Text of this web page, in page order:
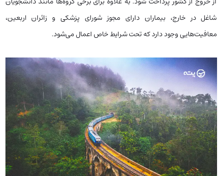
شاغل در خارج، بیماران دارای مجوز شورای پزشکی و زائران اربعین،
معافیت‌هایی وجود دارد که تحت شرایط خاص اعمال می‌شود.